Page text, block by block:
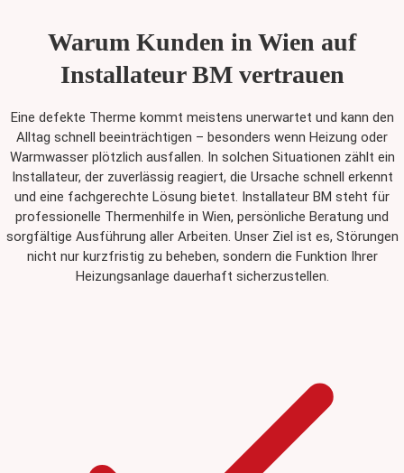
Warum Kunden in Wien auf
Installateur BM vertrauen
Eine defekte Therme kommt meistens unerwartet und kann den
Alltag schnell beeinträchtigen – besonders wenn Heizung oder
Warmwasser plötzlich ausfallen. In solchen Situationen zählt ein
Installateur, der zuverlässig reagiert, die Ursache schnell erkennt
und eine fachgerechte Lösung bietet. Installateur BM steht für
professionelle Thermenhilfe in Wien, persönliche Beratung und
sorgfältige Ausführung aller Arbeiten. Unser Ziel ist es, Störungen
nicht nur kurzfristig zu beheben, sondern die Funktion Ihrer
Heizungsanlage dauerhaft sicherzustellen.